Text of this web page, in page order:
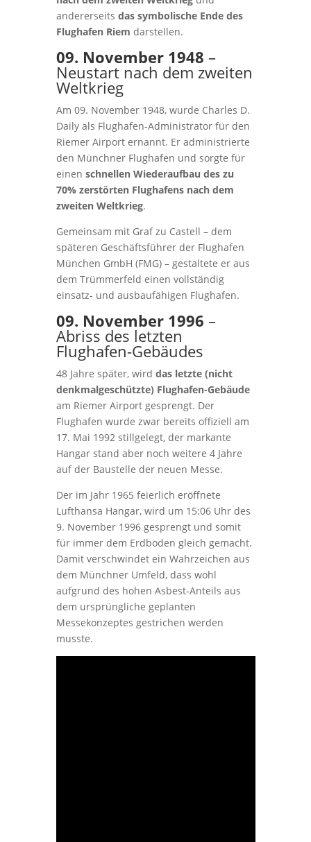
andererseits das symbolische Ende des
Flughafen Riem darstellen.
09. November 1948 –
Neustart nach dem zweiten
Weltkrieg
Am 09. November 1948, wurde Charles D.
Daily als Flughafen-Administrator für den
Riemer Airport ernannt. Er administrierte
den Münchner Flughafen und sorgte für
einen schnellen Wiederaufbau des zu
70% zerstörten Flughafens nach dem
zweiten Weltkrieg.
Gemeinsam mit Graf zu Castell – dem
späteren Geschäftsführer der Flughafen
München GmbH (FMG) – gestaltete er aus
dem Trümmerfeld einen vollständig
einsatz- und ausbaufähigen Flughafen.
09. November 1996 –
Abriss des letzten
Flughafen-Gebäudes
48 Jahre später, wird das letzte (nicht
denkmalgeschützte) Flughafen-Gebäude
am Riemer Airport gesprengt. Der
Flughafen wurde zwar bereits offiziell am
17. Mai 1992 stillgelegt, der markante
Hangar stand aber noch weitere 4 Jahre
auf der Baustelle der neuen Messe.
Der im Jahr 1965 feierlich eröffnete
Lufthansa Hangar, wird um 15:06 Uhr des
9. November 1996 gesprengt und somit
für immer dem Erdboden gleich gemacht.
Damit verschwindet ein Wahrzeichen aus
dem Münchner Umfeld, dass wohl
aufgrund des hohen Asbest-Anteils aus
dem ursprüngliche geplanten
Messekonzeptes gestrichen werden
musste.